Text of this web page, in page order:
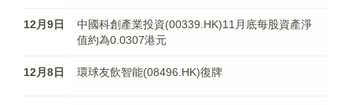
12月9日
中國科創產業投資(00339.HK)11月底每股資產淨
值約為0.0307港元
12月8日 環球友飲智能(08496.HK)復牌